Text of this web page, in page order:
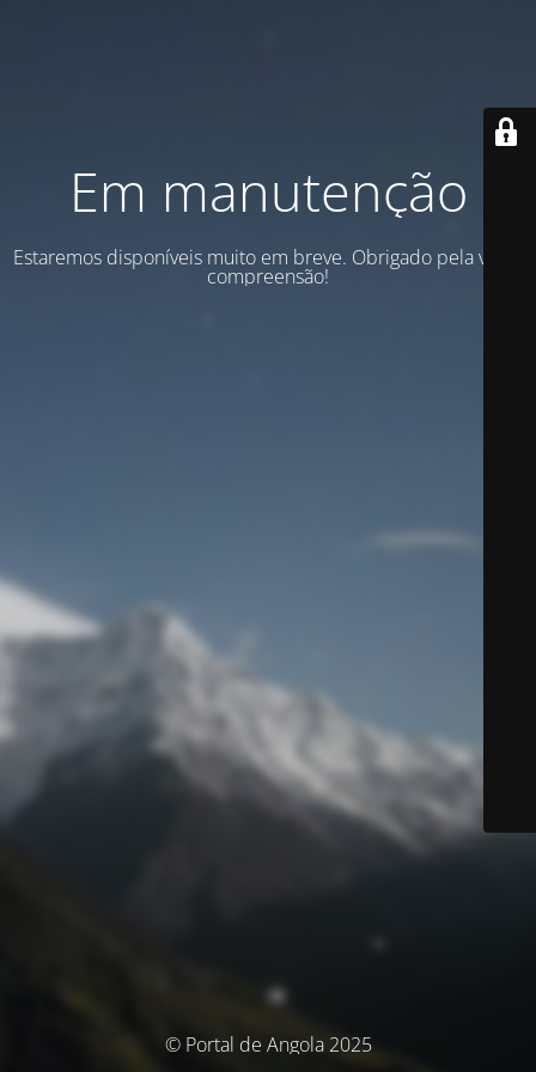
Em manutenção
Estaremos disponíveis muito em breve. Obrigado pela vossa
compreensão!
© Portal de Angola 2025